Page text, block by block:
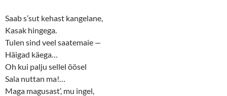
Saab s’sut kehast kangelane,
Kasak hingega.
Tulen sind veel saatemaie —
Häigad käega…
Oh kui palju sellel öösel
Sala nuttan ma!…
Maga magusast’, mu ingel,